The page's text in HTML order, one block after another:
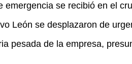
emergencia se recibió en el
León se desplazaron de
pesada de la empresa,